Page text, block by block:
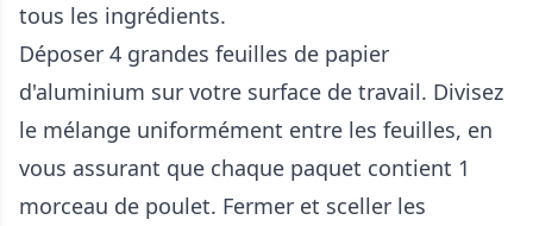
tous les ingrédients.
Déposer 4 grandes feuilles de papier
d'aluminium sur votre surface de travail. Divisez
le mélange uniformément entre les feuilles, en
vous assurant que chaque paquet contient 1
morceau de poulet. Fermer et sceller les